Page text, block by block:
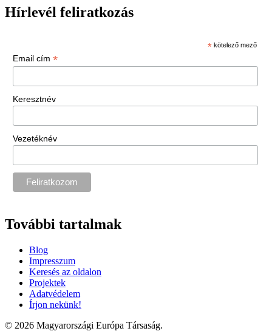
Hírlevél feliratkozás
* kötelező mező
Email cím *
Keresztnév
Vezetéknév
További tartalmak
Blog
Impresszum
Keresés az oldalon
Projektek
Adatvédelem
Írjon nekünk!
© 2026 Magyarországi Európa Társaság.